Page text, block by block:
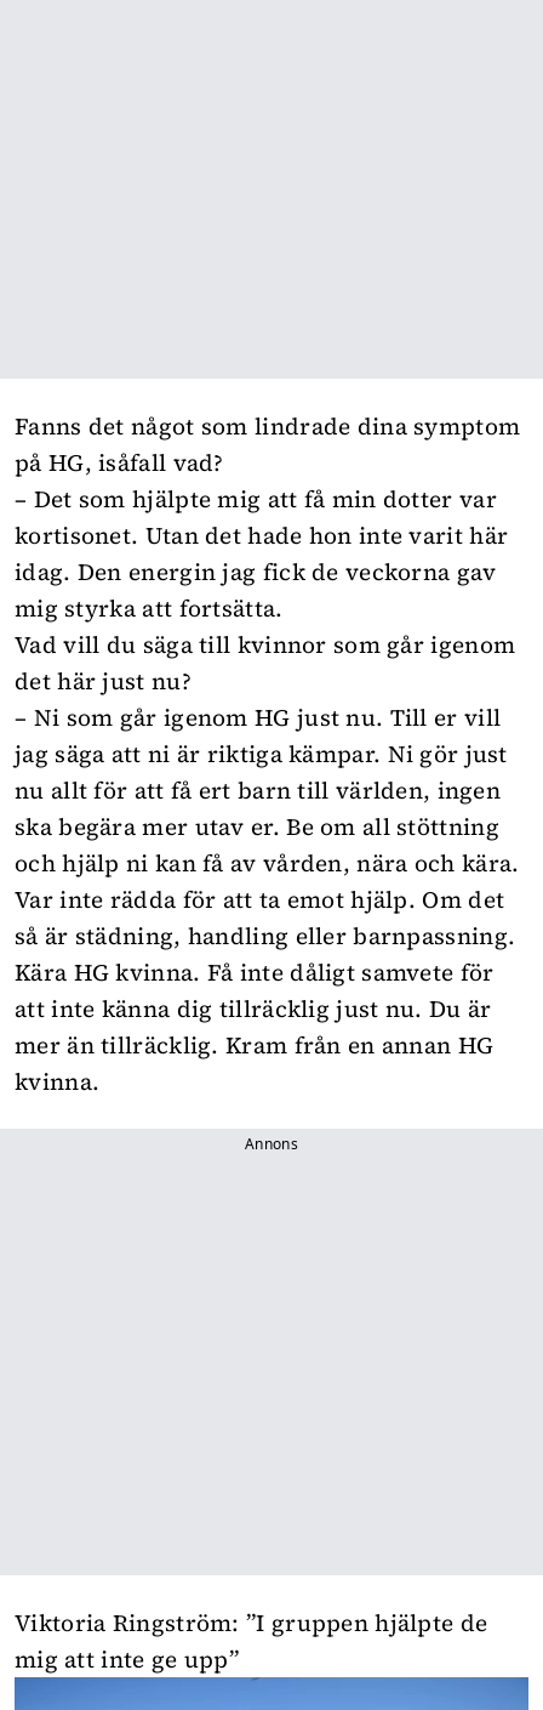
Fanns det något som lindrade dina symptom
på HG, isåfall vad?
– Det som hjälpte mig att få min dotter var
kortisonet. Utan det hade hon inte varit här
idag. Den energin jag fick de veckorna gav
mig styrka att fortsätta.
Vad vill du säga till kvinnor som går igenom
det här just nu?
– Ni som går igenom HG just nu. Till er vill
jag säga att ni är riktiga kämpar. Ni gör just
nu allt för att få ert barn till världen, ingen
ska begära mer utav er. Be om all stöttning
och hjälp ni kan få av vården, nära och kära.
Var inte rädda för att ta emot hjälp. Om det
så är städning, handling eller barnpassning.
Kära HG kvinna. Få inte dåligt samvete för
att inte känna dig tillräcklig just nu. Du är
mer än tillräcklig. Kram från en annan HG
kvinna.
Annons
Viktoria Ringström: ”I gruppen hjälpte de
mig att inte ge upp”